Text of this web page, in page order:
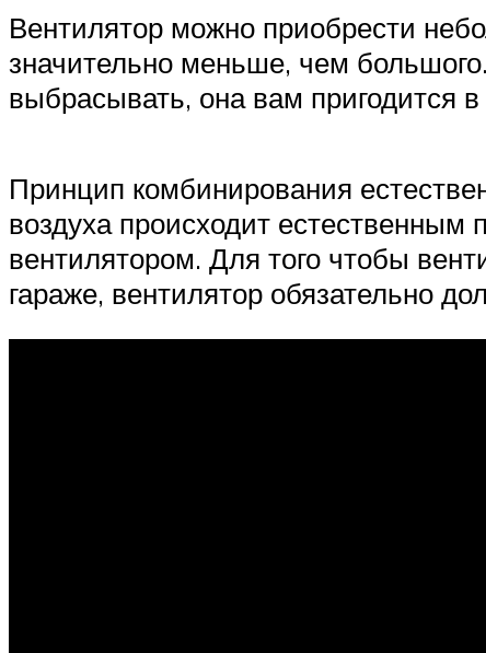
Вентилятор можно приобрести
значительно меньше, чем
выбрасывать, она вам пригодится в
Принцип комбинирования
воздуха происходит естественным
вентилятором. Для того чтобы
гараже, вентилятор обязательно